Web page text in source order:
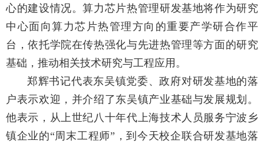
心的建设情况。算力芯片热管理研发基地将作为研究
中心面向算力芯片热管理方向的重要产学研合作平
台，依托学院在传热强化与先进热管理等方面的研究
基础，推动相关技术研究与工程应用。
郑辉书记代表东吴镇党委、政府对研发基地的落
户表示欢迎，并介绍了东吴镇产业基础与发展规划。
他表示，从上世纪八十年代上海技术人员服务宁波乡
镇企业的“周末工程师”，到今天校企联合研发基地落